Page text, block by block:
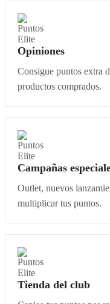
Opiniones
Consigue puntos extra
productos comprados.
Campañas
Outlet, nuevos
multiplicar tus puntos.
Tienda del club